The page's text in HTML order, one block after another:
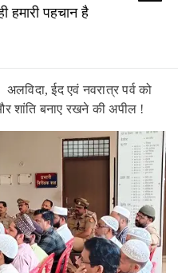
हमारी पहचान है
अलविदा, ईद एवं नवरात्र पर्व को
शांति बनाए रखने की अपील !